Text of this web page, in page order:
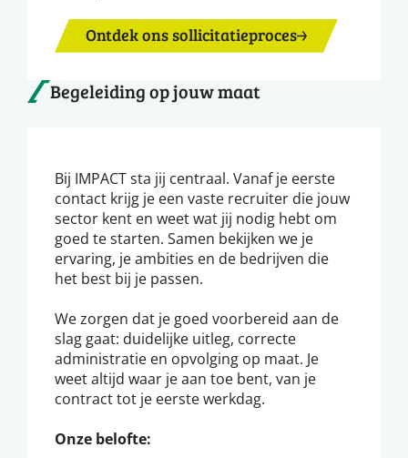
Ontdek ons sollicitatieproces
Begeleiding op jouw maat
Bij IMPACT sta jij centraal. Vanaf je eerste
contact krijg je een vaste recruiter die jouw
sector kent en weet wat jij nodig hebt om
goed te starten. Samen bekijken we je
ervaring, je ambities en de bedrijven die
het best bij je passen.
We zorgen dat je goed voorbereid aan de
slag gaat: duidelijke uitleg, correcte
administratie en opvolging op maat. Je
weet altijd waar je aan toe bent, van je
contract tot je eerste werkdag.
Onze belofte: